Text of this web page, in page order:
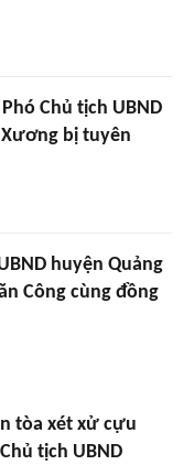
Chủ tịch UBND
bị tuyên
huyện Quảng
Công cùng đồng
tòa xét xử cựu
tịch UBND